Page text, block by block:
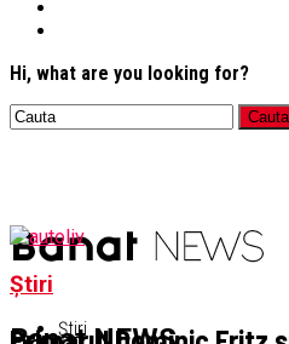
Hi, what are you looking for?
Știri
Știri